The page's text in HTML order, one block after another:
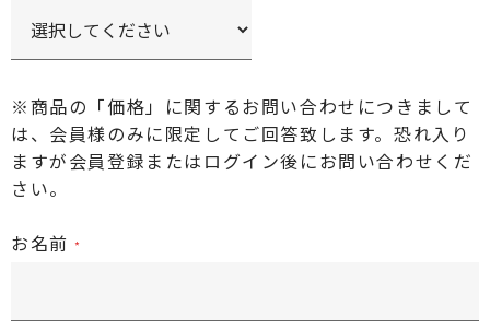
※商品の「価格」に関するお問い合わせにつきまして
は、会員様のみに限定してご回答致します。恐れ入り
ますが会員登録またはログイン後にお問い合わせくだ
さい。
お名前